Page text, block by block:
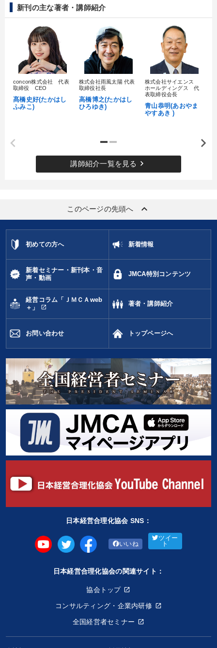
新刊の主な著者・講師紹介
concon株式会社 代表
取締役 CEO
髙橋史好(たかはし
ふみこ)
株式会社雨風太陽 代表
取締役社長
高橋博之(たかはし
ひろゆき)
株式会社サイエンス
ホールディングス 代
表取締役会長
青山恭明(あおやま
やすあき )
講師紹介一覧を見る keyboard_arrow_right
このページの先頭へ keyboard_arrow_up
初めての方へ 新着情報
新着セミナー・新刊本・音
声・動画
JMCA特別コンテンツ
経営コラム「ＪＭＣＡweb
＋」
open_in_new
著者・講師紹介
お問い合わせ トップページへ
日本経営合理化協会 SNS：
いいね
ツイー
ト
日本経営合理化協会の関連サイト：
協会トップ
コンサルティング・企業内研修
全国経営者セミナー